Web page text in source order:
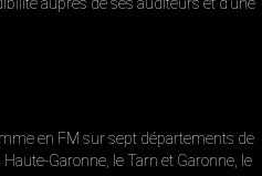
auprès de ses auditeurs et d’une
en FM sur sept départements de
Haute-Garonne, le Tarn et Garonne, le